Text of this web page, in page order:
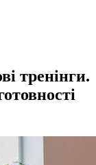
тренінги.